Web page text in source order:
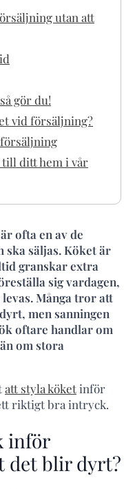
utan att
gör du!
vid försäljning?
ditt hem i vår
ofta en av de
ska säljas. Köket är
granskar extra
sig vardagen,
Många tror att
men sanningen
oftare handlar om
om stora
att styla köketinför
riktigt bra intryck.
inför
det blir dyrt?